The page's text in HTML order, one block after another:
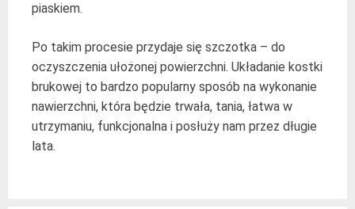
piaskiem.
Po takim procesie przydaje się szczotka – do
oczyszczenia ułożonej powierzchni. Układanie kostki
brukowej to bardzo popularny sposób na wykonanie
nawierzchni, która będzie trwała, tania, łatwa w
utrzymaniu, funkcjonalna i posłuży nam przez długie
lata.